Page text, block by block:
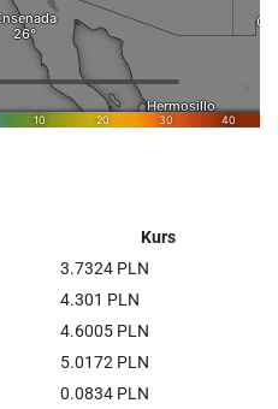
Kurs
3.7324 PLN
4.301 PLN
4.6005 PLN
5.0172 PLN
0.0834 PLN